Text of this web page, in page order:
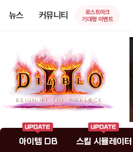
뉴스 커뮤니티
로스트아크
기대평 이벤트
아이템 DB 스킬 시뮬레이터